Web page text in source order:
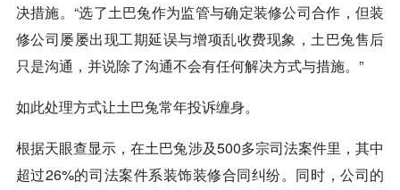
决措施。“选了土巴兔作为监管与确定装修公司合作，但装
修公司屡屡出现工期延误与增项乱收费现象，土巴兔售后
只是沟通，并说除了沟通不会有任何解决方式与措施。”
如此处理方式让土巴兔常年投诉缠身。
根据天眼查显示，在土巴兔涉及500多宗司法案件里，其中
超过26%的司法案件系装饰装修合同纠纷。同时，公司的